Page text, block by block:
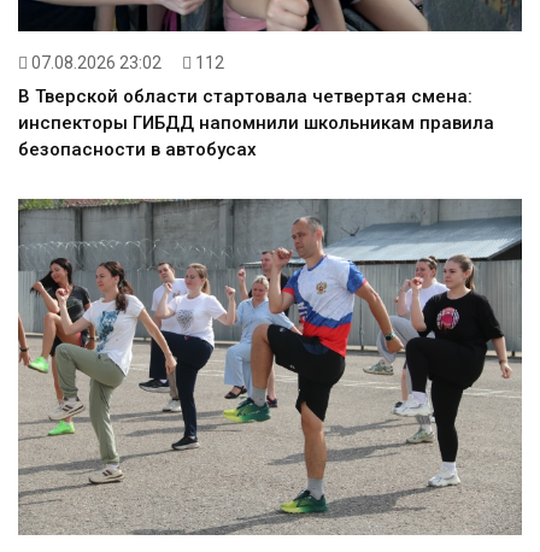
07.08.2026 23:02 112
В Тверской области стартовала четвертая смена:
инспекторы ГИБДД напомнили школьникам правила
безопасности в автобусах